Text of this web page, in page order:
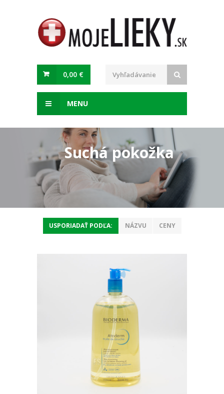
0,00 €
MENU
Suchá pokožka
USPORIADAŤ PODĽA: NÁZVU CENY